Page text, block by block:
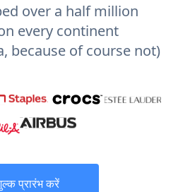
over a half million
every continent
because of course not)
प्रारंभ करें